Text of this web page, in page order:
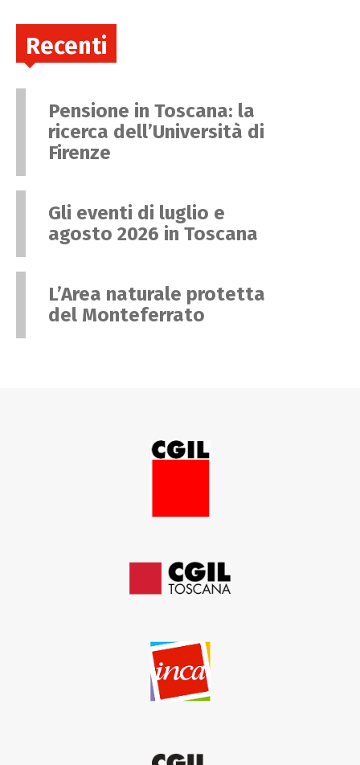
Recenti
Pensione in Toscana: la
ricerca dell’Università di
Firenze
Gli eventi di luglio e
agosto 2026 in Toscana
L’Area naturale protetta
del Monteferrato